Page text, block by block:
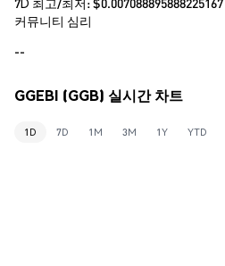
커뮤니티 심리
--
GGEBI (GGB) 실시간 차트
1D 7D 1M 3M 1Y YTD